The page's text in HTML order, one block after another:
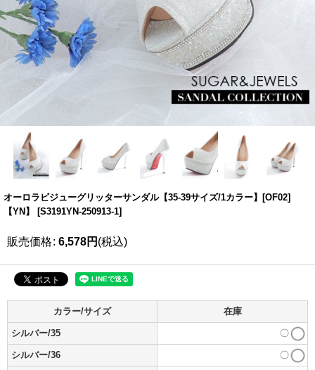
オーロラビジューグリッターサンダル【35-39サイズ/1カラー】[OF02]
【YN】
[S3191YN-250913-1]
販売価格: 6,578円 (税込)
カラー/サイズ 在庫
シルバー/35 〇
シルバー/36 〇